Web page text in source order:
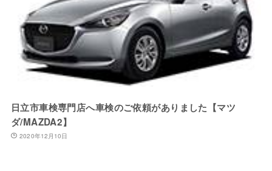
日立市車検専門店へ車検のご依頼がありました【マツ
ダ/MAZDA2】
2020年12月10日